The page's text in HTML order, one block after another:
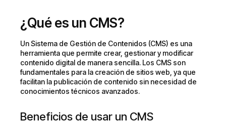
¿Qué es un CMS?
Un Sistema de Gestión de Contenidos (CMS) es una
herramienta que permite crear, gestionar y modificar
contenido digital de manera sencilla. Los CMS son
fundamentales para la creación de sitios web, ya que
facilitan la publicación de contenido sin necesidad de
conocimientos técnicos avanzados.
Beneficios de usar un CMS